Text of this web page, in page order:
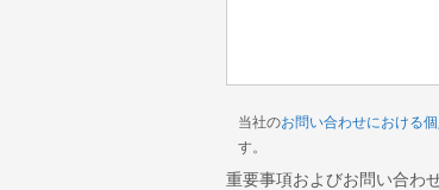
当社のお問い合わせにおける
す。
重要事項およびお問い合わ